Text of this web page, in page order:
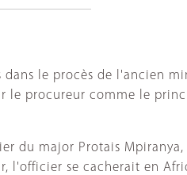
le procès de l'ancien
le procureur comme le
du major Protais
l'officier se cacherait en